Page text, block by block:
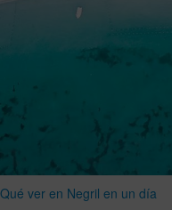
Qué ver en Negril en un día